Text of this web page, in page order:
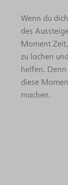
Wenn du
des
Moment
zu lachen
helfen.
diese
machen.